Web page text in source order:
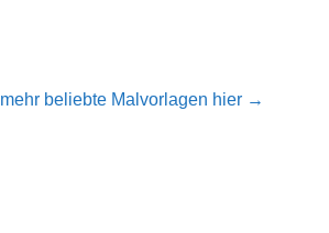
mehr beliebte Malvorlagen hier →